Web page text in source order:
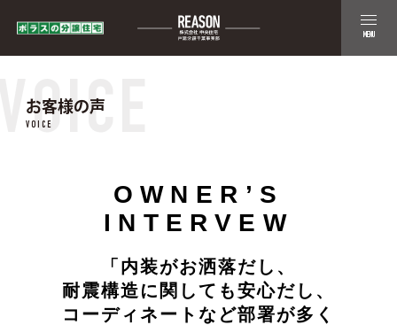
MENU
お客様の声
VOICE
OWNER’S
INTERVEW
「内装がお洒落だし、
耐震構造に関しても安心だし、
コーディネートなど部署が多く